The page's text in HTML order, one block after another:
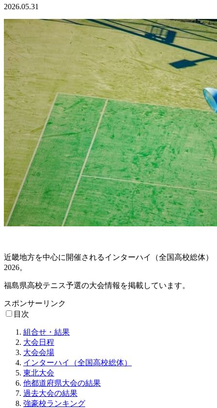
2026.05.31
近畿地方を中心に開催されるインターハイ（全国高校総体）
2026。
福島県高校テニス予選の大会情報を掲載しています。
スポンサーリンク
目次
組合せ・結果
大会日程
大会会場
インターハイ（全国高校総体）
東北大会
他都道府県大会の結果
過去大会の結果
強豪校ランキング